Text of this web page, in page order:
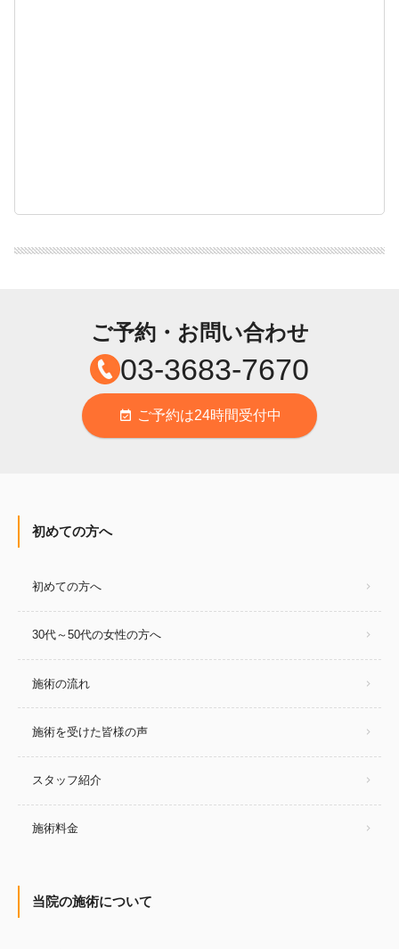
ご予約・お問い合わせ
03-3683-7670
event_available ご予約は24時間受付中
初めての方へ
初めての方へ
30代～50代の女性の方へ
施術の流れ
施術を受けた皆様の声
スタッフ紹介
施術料金
当院の施術について